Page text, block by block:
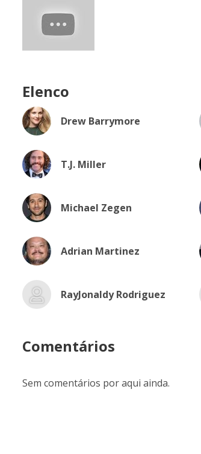
Elenco
Drew Barrymore
T.J. Miller
Michael Zegen
Adrian Martinez
RayJonaldy Rodriguez
Comentários
Sem comentários por aqui ainda.